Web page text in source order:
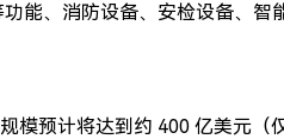
能、消防设备、安检设备、智
模预计将达到约 400 亿美元（